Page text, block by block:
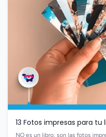
13 Fotos impresas para tu
NO es un libro, son las fotos